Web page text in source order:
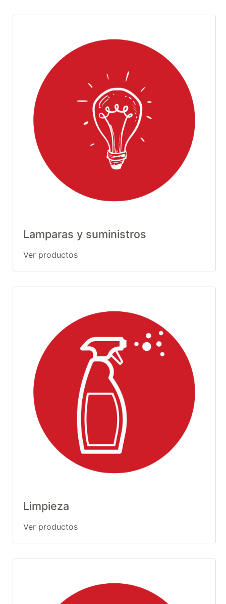
Lamparas y suministros
Ver productos
Limpieza
Ver productos